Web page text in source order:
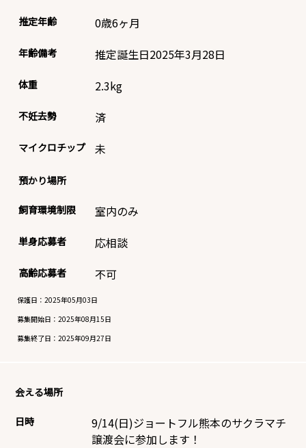
推定年齢 0歳6ヶ月
年齢備考 推定誕生日2025年3月28日
体重 2.3kg
不妊去勢 済
マイクロチップ 未
預かり場所
飼育環境制限 室内のみ
単身応募者 応相談
高齢応募者 不可
保護日：2025年05月03日
募集開始日： 2025年08月15日
募集終了日： 2025年09月27日
会える場所
日時
9/14(日)ジョートフル熊本のサクラマチ
譲渡会に参加します！